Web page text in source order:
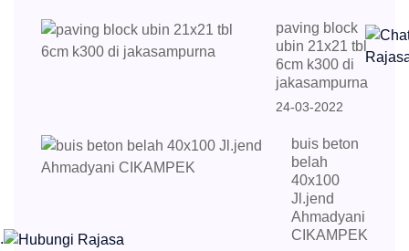
paving block
ubin 21x21 tbl
6cm k300 di
jakasampurna
24-03-2022
buis beton
belah
40x100
Jl.jend
Ahmadyani
CIKAMPEK
.